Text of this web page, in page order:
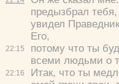
22:15
22:16
предызбрал
увидел
Его,
потому что ты
всеми людьми о
Итак, что ты